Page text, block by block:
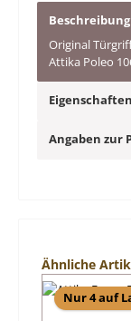
Beschreibung
Original
Attika Poleo
Eigenschaften
Angaben zur
Produktgalerie
Ähnliche
Nur 4 auf